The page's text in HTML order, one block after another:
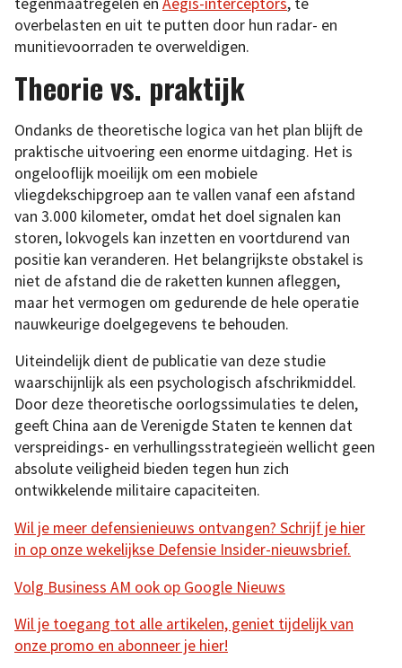
overbelasten en uit te putten door hun radar- en
munitievoorraden te overweldigen.
Theorie vs. praktijk
Ondanks de theoretische logica van het plan blijft de
praktische uitvoering een enorme uitdaging. Het is
ongelooflijk moeilijk om een mobiele
vliegdekschipgroep aan te vallen vanaf een afstand
van 3.000 kilometer, omdat het doel signalen kan
storen, lokvogels kan inzetten en voortdurend van
positie kan veranderen. Het belangrijkste obstakel is
niet de afstand die de raketten kunnen afleggen,
maar het vermogen om gedurende de hele operatie
nauwkeurige doelgegevens te behouden.
Uiteindelijk dient de publicatie van deze studie
waarschijnlijk als een psychologisch afschrikmiddel.
Door deze theoretische oorlogssimulaties te delen,
geeft China aan de Verenigde Staten te kennen dat
verspreidings- en verhullingsstrategieën wellicht geen
absolute veiligheid bieden tegen hun zich
ontwikkelende militaire capaciteiten.
Wil je meer defensienieuws ontvangen? Schrijf je hier
in op onze wekelijkse Defensie Insider-nieuwsbrief.
Volg Business AM ook op Google Nieuws
Wil je toegang tot alle artikelen, geniet tijdelijk van
onze promo en abonneer je hier!